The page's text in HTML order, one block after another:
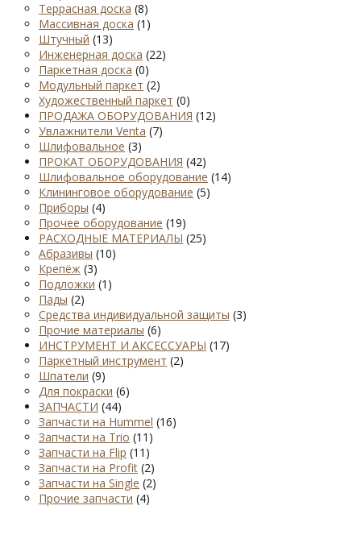
Террасная доска (8)
Массивная доска (1)
Штучный (13)
Инженерная доска (22)
Паркетная доска (0)
Модульный паркет (2)
Художественный паркет (0)
ПРОДАЖА ОБОРУДОВАНИЯ (12)
Увлажнители Venta (7)
Шлифовальное (3)
ПРОКАТ ОБОРУДОВАНИЯ (42)
Шлифовальное оборудование (14)
Клининговое оборудование (5)
Приборы (4)
Прочее оборудование (19)
РАСХОДНЫЕ МАТЕРИАЛЫ (25)
Абразивы (10)
Крепёж (3)
Подложки (1)
Пады (2)
Средства индивидуальной защиты (3)
Прочие материалы (6)
ИНСТРУМЕНТ И АКСЕССУАРЫ (17)
Паркетный инструмент (2)
Шпатели (9)
Для покраски (6)
ЗАПЧАСТИ (44)
Запчасти на Hummel (16)
Запчасти на Trio (11)
Запчасти на Flip (11)
Запчасти на Profit (2)
Запчасти на Single (2)
Прочие запчасти (4)